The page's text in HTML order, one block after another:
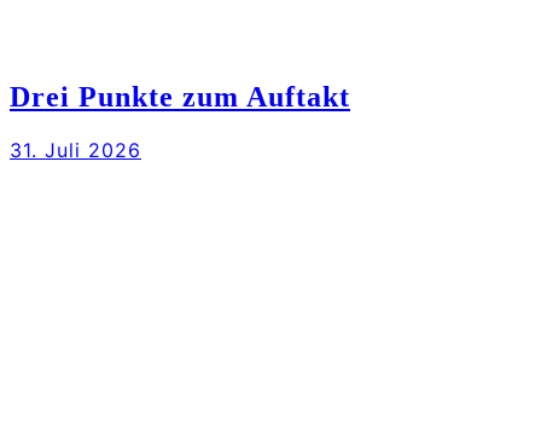
Drei Punkte zum Auftakt
31. Juli 2026